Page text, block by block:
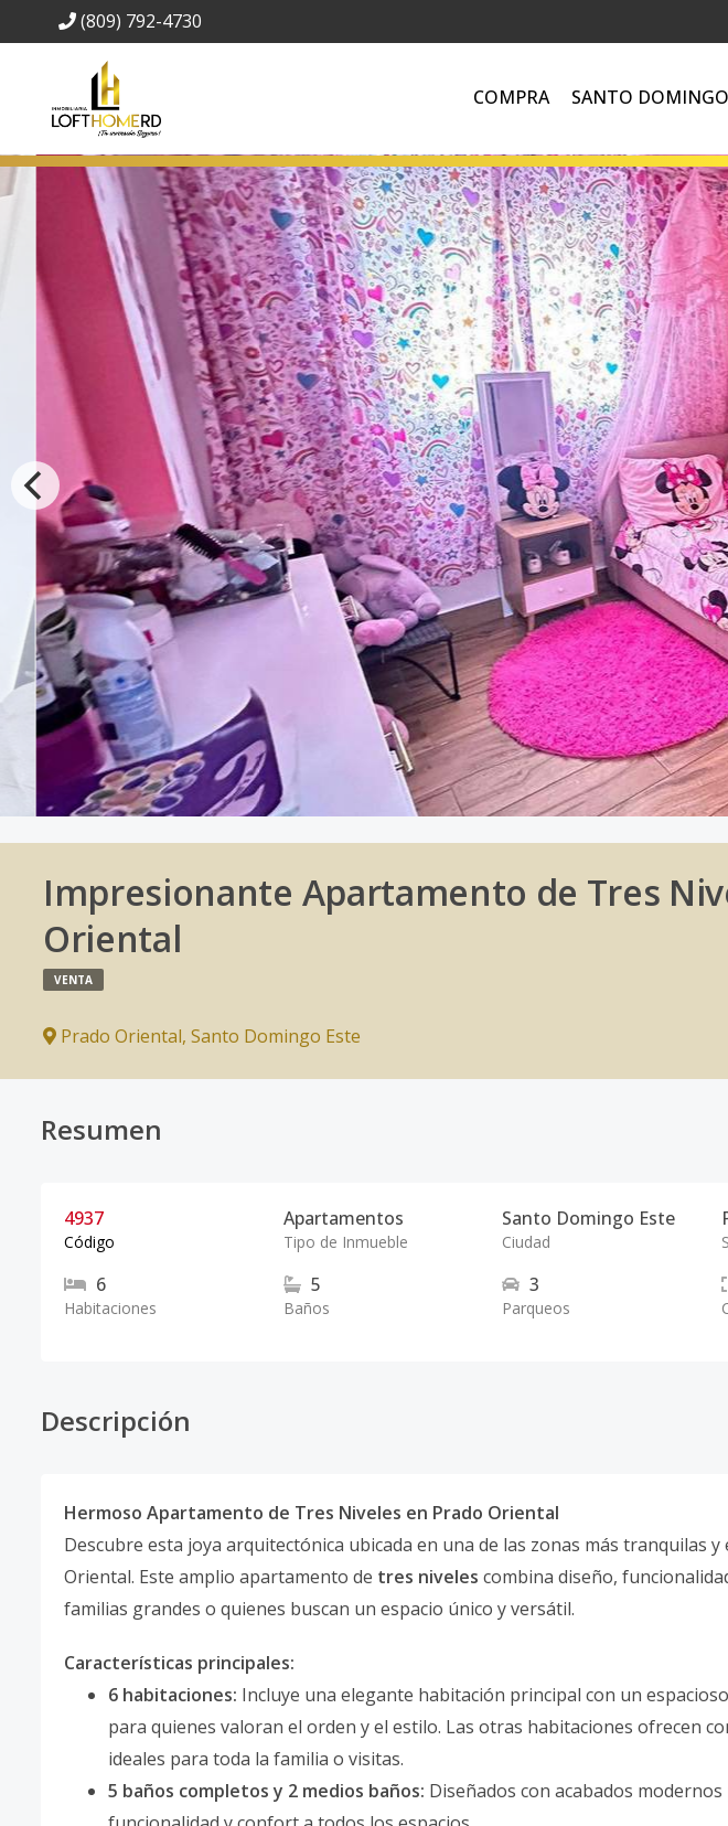
(809) 792-4730
COMPRA SANTO DOMINGO
Impresionante Apartamento de Tres
Oriental
VENTA
Prado Oriental, Santo Domingo Este
Resumen
4937
Código
Apartamentos
Tipo de Inmueble
Santo Domingo Este
Ciudad
6
Habitaciones
5
Baños
3
Parqueos
Descripción
Hermoso Apartamento de Tres Niveles en Prado Oriental
Descubre esta joya arquitectónica ubicada en una de las zonas más tranquilas y
Oriental. Este amplio apartamento de tres niveles combina diseño,
familias grandes o quienes buscan un espacio único y versátil.
Características principales:
6 habitaciones: Incluye una elegante habitación principal con un espacioso
para quienes valoran el orden y el estilo. Las otras habitaciones ofrecen
ideales para toda la familia o visitas.
5 baños completos y 2 medios baños: Diseñados con acabados